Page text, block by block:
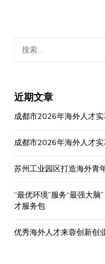
索：
近期文章
成都市2026年海外人才
成都市2026年海外人才
苏州工业园区打造海外青
“最优环境”服务“最强大
才服务包
优秀海外人才来蓉创新创